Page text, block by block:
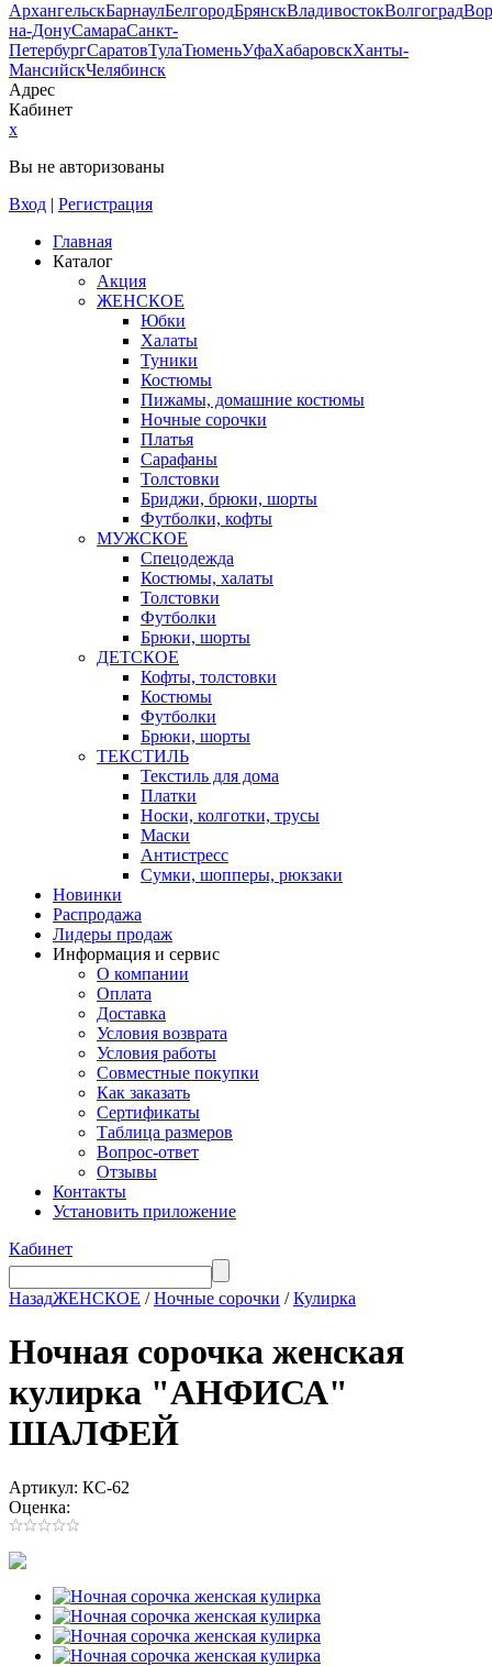
АрхангельскБарнаулБелгородБрянскВладивостокВолгоград
на-ДонуСамараСанкт-
ПетербургСаратовТулаТюменьУфаХабаровскХанты-
МансийскЧелябинск
Адрес
Кабинет
x
Вы не авторизованы
Вход | Регистрация
Главная
Каталог
Акция
ЖЕНСКОЕ
Юбки
Халаты
Туники
Костюмы
Пижамы, домашние костюмы
Ночные сорочки
Платья
Сарафаны
Толстовки
Бриджи, брюки, шорты
Футболки, кофты
МУЖСКОЕ
Спецодежда
Костюмы, халаты
Толстовки
Футболки
Брюки, шорты
ДЕТСКОЕ
Кофты, толстовки
Костюмы
Футболки
Брюки, шорты
ТЕКСТИЛЬ
Текстиль для дома
Платки
Носки, колготки, трусы
Маски
Антистресс
Сумки, шопперы, рюкзаки
Новинки
Распродажа
Лидеры продаж
Информация и сервис
О компании
Оплата
Доставка
Условия возврата
Условия работы
Совместные покупки
Как заказать
Сертификаты
Таблица размеров
Вопрос-ответ
Отзывы
Контакты
Установить приложение
Кабинет
НазадЖЕНСКОЕ /Ночные сорочки /Кулирка
Ночная сорочка женская
кулирка "АНФИСА"
ШАЛФЕЙ
Артикул: КС-62
Оценка: